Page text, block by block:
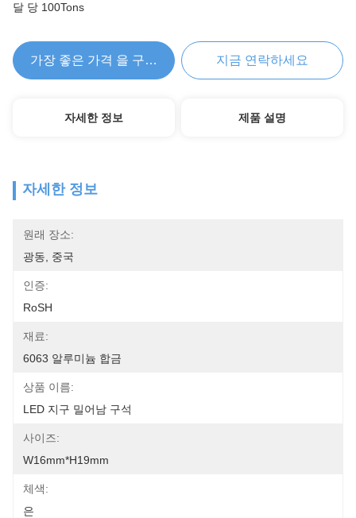
달 당 100Tons
가장 좋은 가격 을 구하라 지금 연락하세요
자세한 정보 제품 설명
자세한 정보
원래 장소:
광동, 중국
인증:
RoSH
재료:
6063 알루미늄 합금
상품 이름:
LED 지구 밀어남 구석
사이즈:
W16mm*H19mm
체색:
은